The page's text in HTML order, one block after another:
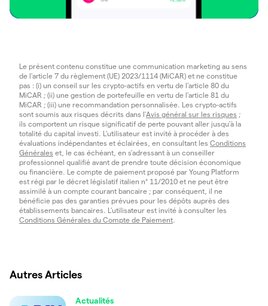
Le présent contenu constitue une communication marketing au sens
de l'article 7 du règlement (UE) 2023/1114 (MiCAR) et ne constitue
pas : (i) un conseil sur les crypto-actifs en vertu de l'article 80 du
MiCAR ; (ii) une gestion de portefeuille en vertu de l'article 81 du
MiCAR ; (iii) une recommandation personnalisée. Les crypto-actifs
sont soumis aux risques décrits dans l'Avis général sur les risques ;
ils comportent un risque significatif de perte pouvant aller jusqu'à la
totalité du capital investi. L'utilisateur est invité à procéder à des
évaluations indépendantes et éclairées, en consultant les Conditions
Générales et, le cas échéant, en s'adressant à un conseiller
professionnel qualifié avant de prendre toute décision économique
ou financière. Le compte de paiement proposé par Young Platform
est régi par le décret législatif italien n° 11/2010 et ne peut être
assimilé à un compte courant bancaire ; par conséquent, il ne
bénéficie pas des garanties prévues pour les dépôts auprès des
établissements bancaires. L'utilisateur est invité à consulter les
Conditions Générales du Compte de Paiement
Autres Articles
Actualités